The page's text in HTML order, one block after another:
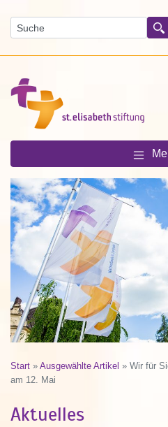
Start » Ausgewählte Artikel » Wir für
am 12. Mai
Aktuelles